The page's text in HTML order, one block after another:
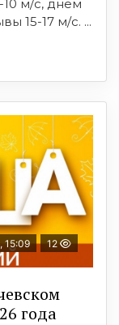
м/с, днем
15-17 м/с. ...
15:09 12
года